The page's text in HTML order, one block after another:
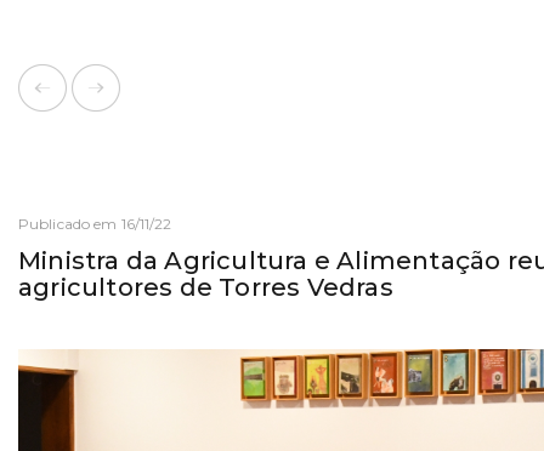
Publicado em 16/11/22
Ministra da Agricultura e Alimentação
agricultores de Torres Vedras